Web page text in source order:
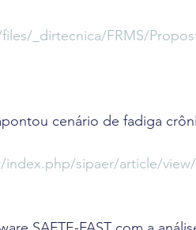
_dirtecnica/FRMS/
cenário de fadiga
sipaer/article/view/